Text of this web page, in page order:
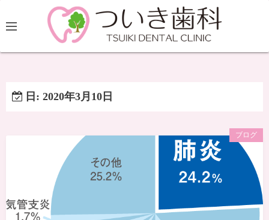
日: 2020年3月10日
ブログ